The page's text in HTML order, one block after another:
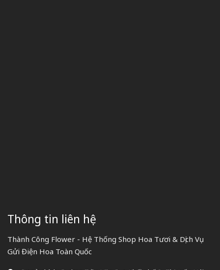
Thông tin liên hệ
Thành Công Flower - Hệ Thống Shop Hoa Tươi & Dịch Vụ
Gửi Điện Hoa Toàn Quốc